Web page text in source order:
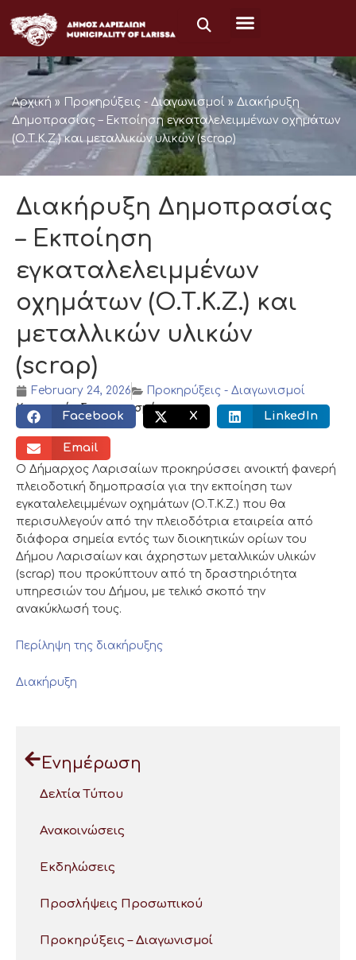
to
content
Αρχική » Προκηρύξεις - Διαγωνισμοί » Διακήρυξη
Δημοπρασίας – Εκποίηση εγκαταλελειμμένων οχημάτων
(Ο.Τ.Κ.Ζ.) και μεταλλικών υλικών (scrap)
Διακήρυξη Δημοπρασίας
– Εκποίηση
εγκαταλελειμμένων
οχημάτων (Ο.Τ.Κ.Ζ.) και
μεταλλικών υλικών
(scrap)
February 24, 2026
Προκηρύξεις - Διαγωνισμοί
Κοινωνικός διαμοιρασμός:
Facebook X LinkedIn
Email
Ο Δήμαρχος Λαρισαίων προκηρύσσει ανοικτή φανερή
πλειοδοτική δημοπρασία για την εκποίηση των
εγκαταλελειμμένων οχημάτων (Ο.Τ.Κ.Ζ.) που θα
περισυλλεγούν από την πλειοδότρια εταιρεία από
διάφορα σημεία εντός των διοικητικών ορίων του
Δήμου Λαρισαίων και άχρηστων μεταλλικών υλικών
(scrap) που προκύπτουν από τη δραστηριότητα
υπηρεσιών του Δήμου, με τελικό σκοπό την
ανακύκλωσή τους.
Περίληψη της διακήρυξης
Διακήρυξη
Ενημέρωση
Δελτία Τύπου
Ανακοινώσεις
Εκδηλώσεις
Προσλήψεις Προσωπικού
Προκηρύξεις – Διαγωνισμοί